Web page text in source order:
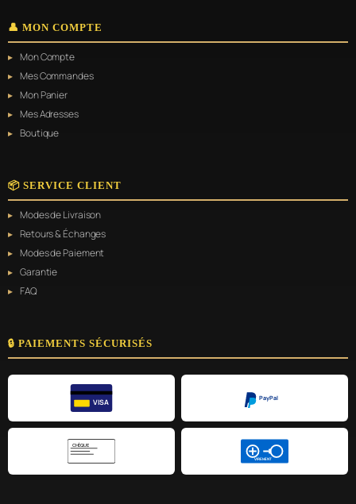
👤 MON COMPTE
Mon Compte
Mes Commandes
Mon Panier
Mes Adresses
Boutique
📦 SERVICE CLIENT
Modes de Livraison
Retours & Échanges
Modes de Paiement
Garantie
FAQ
🔒 PAIEMENTS SÉCURISÉS
VISA
PayPal
CHÈQUE
VIREMENT